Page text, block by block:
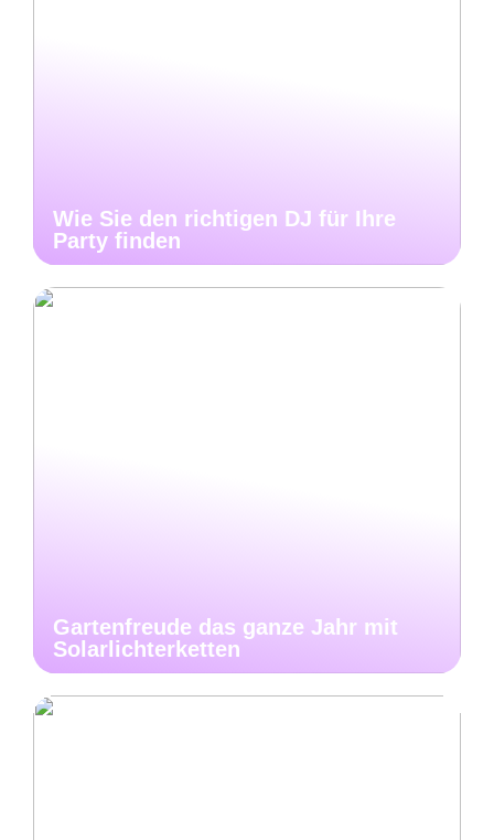
Wie Sie den richtigen DJ für Ihre
Party finden
Gartenfreude das ganze Jahr mit
Solarlichterketten